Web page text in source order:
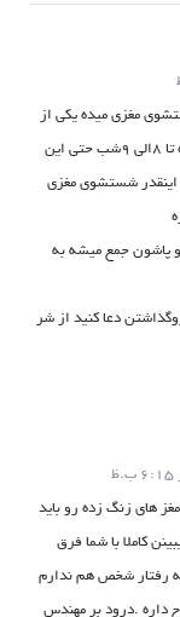
مغزی میده یکی از
بستگان من رفته این شرکت از ساعت ۸صب میره تا ۸الی ۹شب حتی این
شستشوی مغزی
پاشون جمع میشه به
دعا کنید از شر
های زنگ زده رو باید
کاملا با شما فرق
رفتار شخص هم ندارم
داره .درود بر مهندس